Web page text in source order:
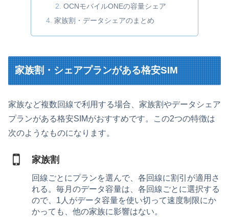
OCNモバイルONEの容量シェア
家族割・データシェアのまとめ
家族割・シェアプランがある格安SIM
家族など複数回線で利用する場合、家族割やデータシェア
プランがある格安SIMがおすすめです。この2つの特徴は
次のようなものになります。
家族割
回線ごとにプランを選んで、各回線に割引が適用さ
れる。毎月のデータ容量は、各回線ごとに選択する
ので、1人がデータ容量を使い切って速度制限にか
かっても、他の家族に影響はない。